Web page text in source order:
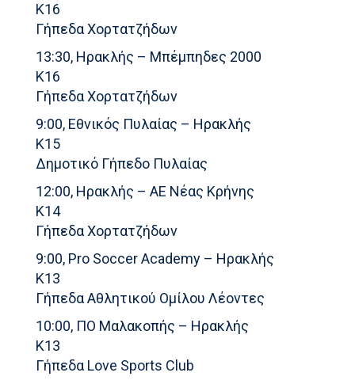
Κ16
Γήπεδα Χορτατζήδων
13:30, Ηρακλής – Μπέμπηδες 2000
Κ16
Γήπεδα Χορτατζήδων
9:00, Εθνικός Πυλαίας – Ηρακλής
Κ15
Δημοτικό Γήπεδο Πυλαίας
12:00, Ηρακλής – ΑΕ Νέας Κρήνης
Κ14
Γήπεδα Χορτατζήδων
9:00, Pro Soccer Academy – Ηρακλής
Κ13
Γήπεδα Αθλητικού Ομίλου Λέοντες
10:00, ΠΟ Μαλακοπής – Ηρακλής
Κ13
Γήπεδα Love Sports Club